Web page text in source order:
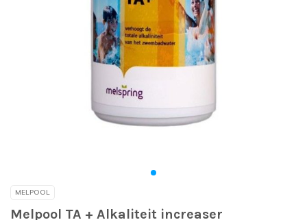
MELPOOL
Melpool TA + Alkaliteit increaser